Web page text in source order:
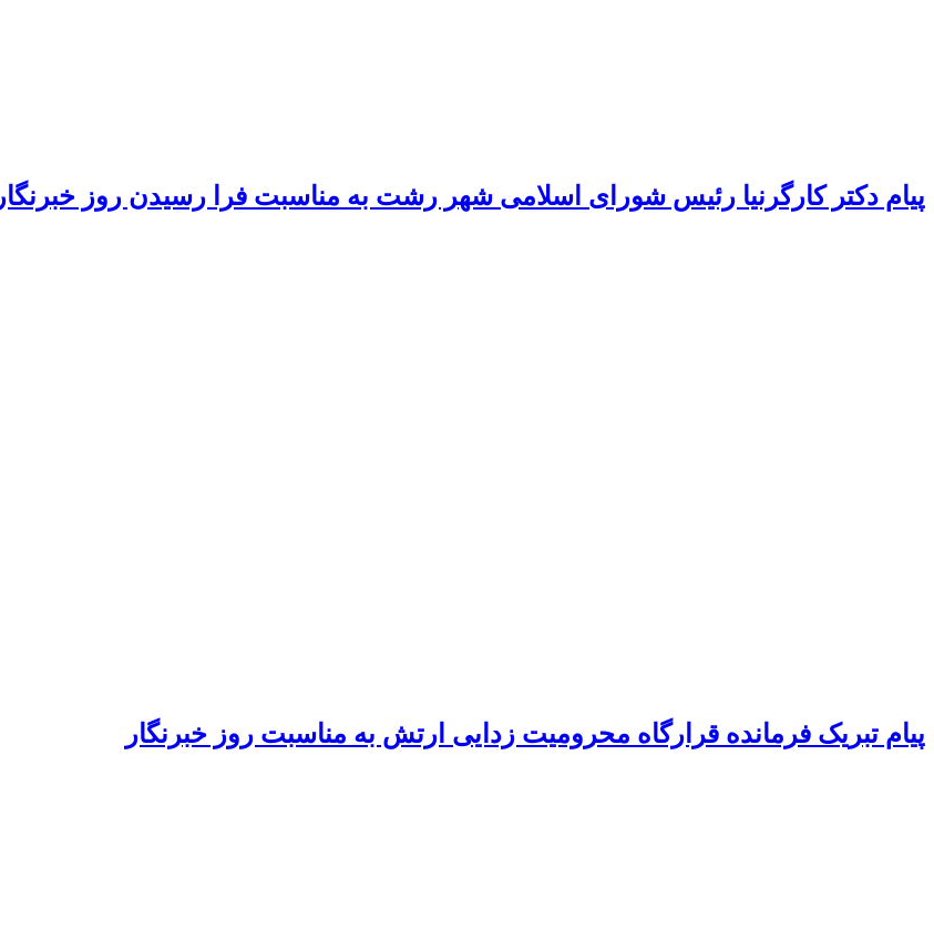
پیام دکتر کارگرنیا رئیس شورای اسلامی شهر رشت به مناسبت فرا رسیدن روز خبرنگار
پیام تبریک فرمانده قرارگاه محرومیت‌ زدایی ارتش به مناسبت روز خبرنگار